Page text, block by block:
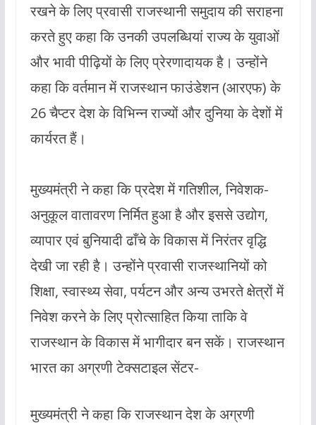
रखने के लिए प्रवासी राजस्थानी समुदाय की सराहना
करते हुए कहा कि उनकी उपलब्धियां राज्य के युवाओं
और भावी पीढ़ियों के लिए प्रेरणादायक है। उन्होंने
कहा कि वर्तमान में राजस्थान फाउंडेशन (आरएफ) के
26 चैप्टर देश के विभिन्न राज्यों और दुनिया के देशों में
कार्यरत हैं।
मुख्यमंत्री ने कहा कि प्रदेश में गतिशील, निवेशक-
अनुकूल वातावरण निर्मित हुआ है और इससे उद्योग,
व्यापार एवं बुनियादी ढाँचे के विकास में निरंतर वृद्धि
देखी जा रही है। उन्होंने प्रवासी राजस्थानियों को
शिक्षा, स्वास्थ्य सेवा, पर्यटन और अन्य उभरते क्षेत्रों में
निवेश करने के लिए प्रोत्साहित किया ताकि वे
राजस्थान के विकास में भागीदार बन सकें। राजस्थान
भारत का अग्रणी टेक्सटाइल सेंटर-
मुख्यमंत्री ने कहा कि राजस्थान देश के अग्रणी